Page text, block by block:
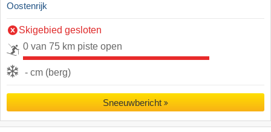
Oostenrijk
Skigebied gesloten
0 van 75 km piste open
- cm (berg)
Sneeuwbericht